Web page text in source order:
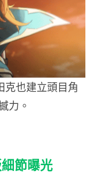
也建立頭目角
力。
節曝光